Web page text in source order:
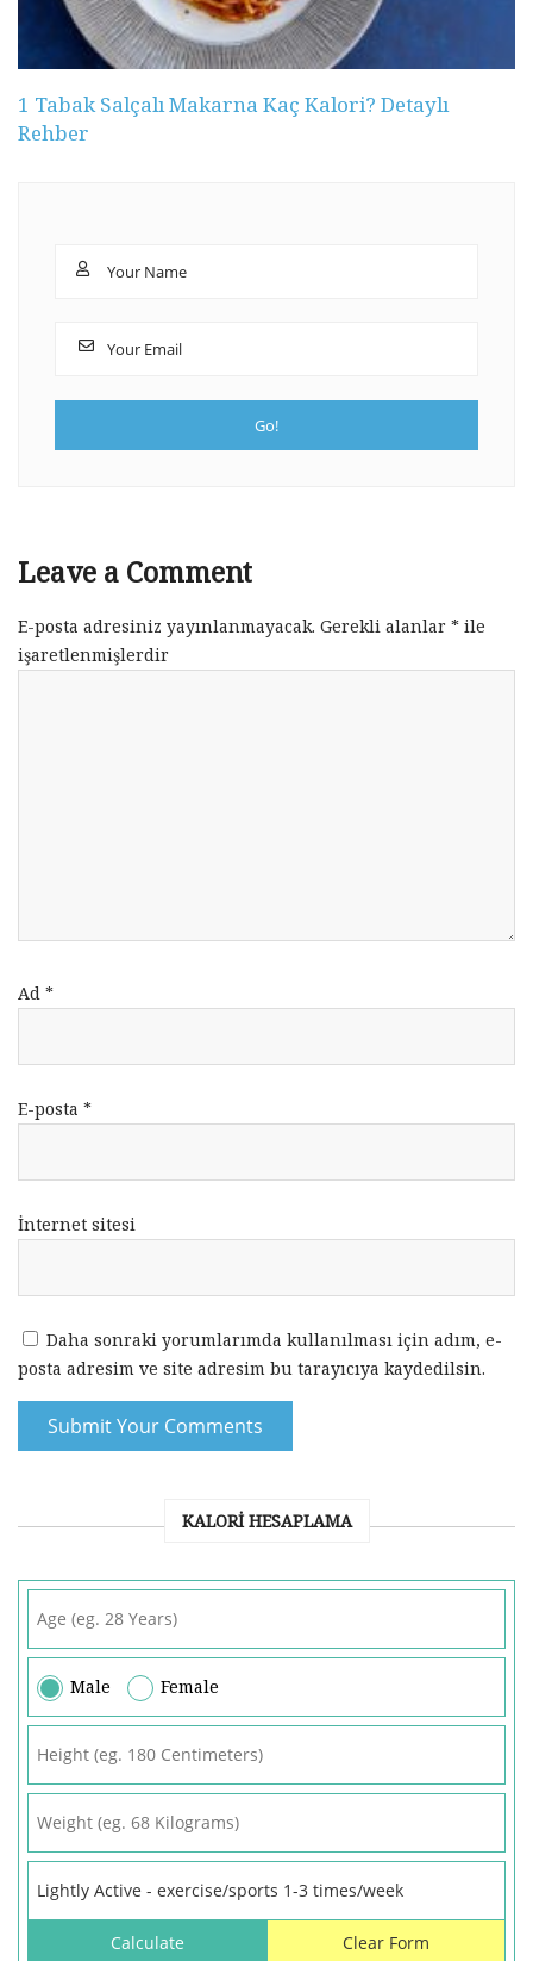
1 Tabak Salçalı Makarna Kaç Kalori? Detaylı
Rehber
Leave a Comment
E-posta adresiniz yayınlanmayacak. Gerekli alanlar * ile
işaretlenmişlerdir
Ad *
E-posta *
İnternet sitesi
Daha sonraki yorumlarımda kullanılması için adım, e-
posta adresim ve site adresim bu tarayıcıya kaydedilsin.
KALORI HESAPLAMA
Male Female